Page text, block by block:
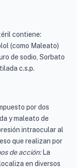
contiene:
(como Maleato)
de sodio, Sorbato
c.s.p.
por dos
y maleato de
intraocular al
que realizan por
de acción:La
en diversos